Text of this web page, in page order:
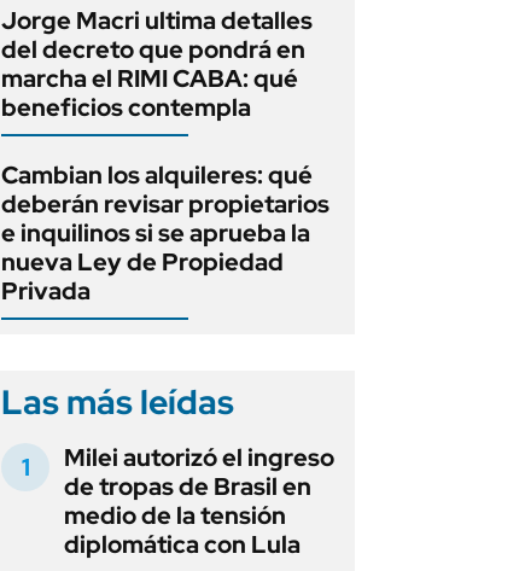
Jorge Macri ultima detalles
del decreto que pondrá en
marcha el RIMI CABA: qué
beneficios contempla
Cambian los alquileres: qué
deberán revisar propietarios
e inquilinos si se aprueba la
nueva Ley de Propiedad
Privada
Las más leídas
Milei autorizó el ingreso
de tropas de Brasil en
medio de la tensión
diplomática con Lula